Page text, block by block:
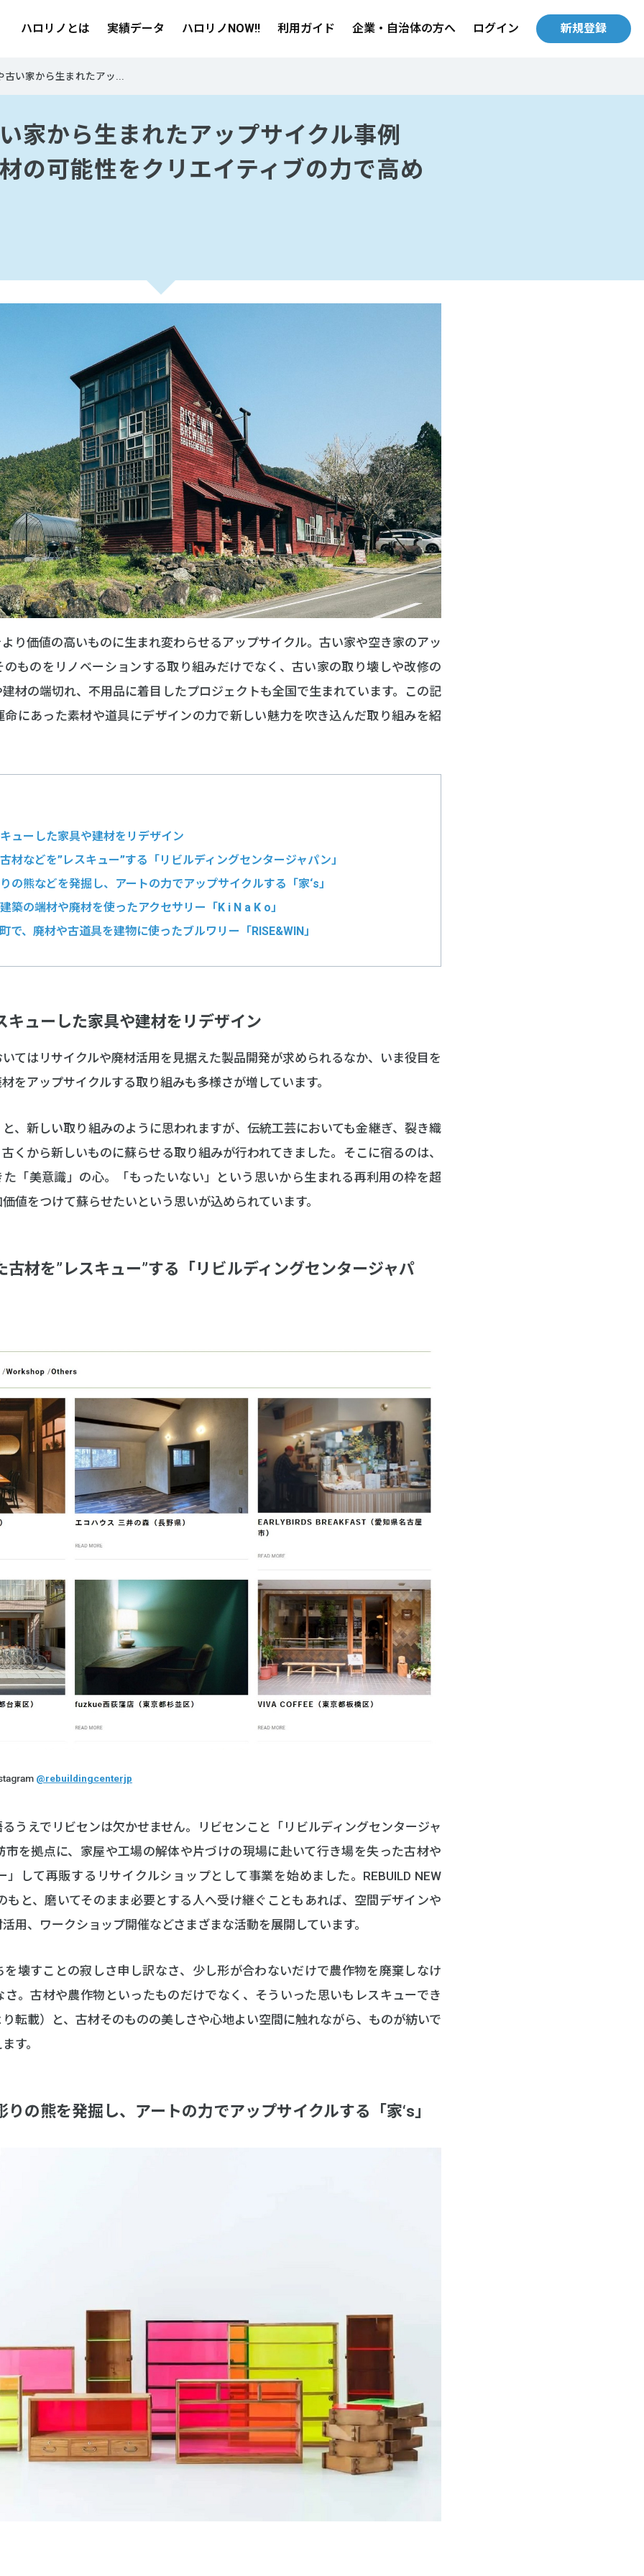
ハロリノとは 実績データ ハロリノNOW!! 利用ガイド 企業・自治体の方へ ログイン 新規登録
古い家から生まれたアッ...
家から生まれたアップサイクル事例
の可能性をクリエイティブの力で高め
り価値の高いものに生まれ変わらせるアップサイクル。古い家や空き家のアッ
ものをリノベーションする取り組みだけでなく、古い家の取り壊しや改修の
材の端切れ、不用品に着目したプロジェクトも全国で生まれています。この記
にあった素材や道具にデザインの力で新しい魅力を吹き込んだ取り組みを紹
ューした家具や建材をリデザイン
材などを”レスキュー”する「リビルディングセンタージャパン」
の熊などを発掘し、アートの力でアップサイクルする「家‘s」
築の端材や廃材を使ったアクセサリー「K i N a K o」
で、廃材や古道具を建物に使ったブルワリー「RISE&WIN」
キューした家具や建材をリデザイン
てはリサイクルや廃材活用を見据えた製品開発が求められるなか、いま役目を
をアップサイクルする取り組みも多様さが増しています。
、新しい取り組みのように思われますが、伝統工芸においても金継ぎ、裂き織
くから新しいものに蘇らせる取り組みが行われてきました。そこに宿るのは、
「美意識」の心。「もったいない」という思いから生まれる再利用の枠を超
値をつけて蘇らせたいという思いが込められています。
古材を”レスキュー”する「リビルディングセンタージャパ
@rebuildingcenterjp
うえでリビセンは欠かせません。リビセンこと「リビルディングセンタージャ
を拠点に、家屋や工場の解体や片づけの現場に赴いて行き場を失った古材や
」して再販するリサイクルショップとして事業を始めました。REBUILD NEW
もと、磨いてそのまま必要とする人へ受け継ぐこともあれば、空間デザインや
用、ワークショップ開催などさまざまな活動を展開しています。
壊すことの寂しさ申し訳なさ、少し形が合わないだけで農作物を廃棄しなけ
。古材や農作物といったものだけでなく、そういった思いもレスキューでき
転載）と、古材そのものの美しさや心地よい空間に触れながら、ものが紡いで
す。
の熊を発掘し、アートの力でアップサイクルする「家‘s」